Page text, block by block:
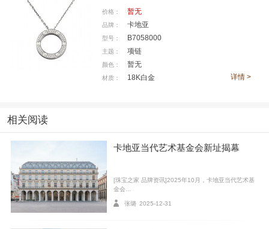
佩戴卡地亚LOVE系列项链、耳环、戒指及手镯
开幕当日，卡地亚全球首席执行官思礼乐（Cyrille Vi
gneron）先生、卡地亚全球商务总监李汉龙（Renaud Lit
ré）先生与卡地亚中国区首席执行官艾敬尧（Guillaume
价格： 暂无
品牌： 卡地亚
型号： B7058000
主题： 项链
颜色： 暂无
材质： 18K白金 详情 >
相关阅读
卡地亚当代艺术基金会新址揭幕
[珠宝之家 品牌资讯]2025年10月，卡地亚当代艺术基
金会...
张璐 2025-12-31